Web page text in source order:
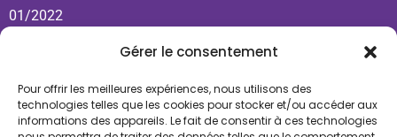
Gérer le consentement
Pour offrir les meilleures expériences, nous utilisons des
technologies telles que les cookies pour stocker et/ou accéder aux
informations des appareils. Le fait de consentir à ces technologies
01/2022
+237 689 571 443
+237 621 798 020